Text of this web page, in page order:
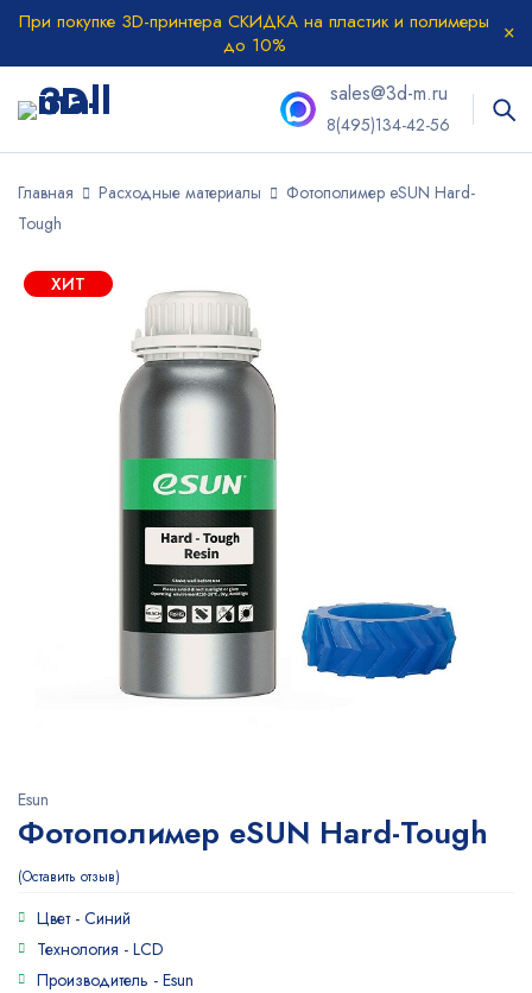
При покупке 3D-принтера СКИДКА на пластик и полимеры
до 10%
sales@3d-m.ru
8(495)134-42-56
Главная Расходные материалы
Фотополимер eSUN Hard-
Tough
ХИТ
Esun
Фотополимер eSUN Hard-Tough
Оставить отзыв
Цвет - Синий
Технология - LCD
Производитель - Esun